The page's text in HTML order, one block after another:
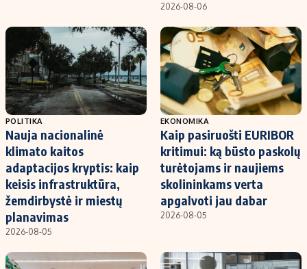
2026-08-06
POLITIKA
Nauja nacionalinė
klimato kaitos
adaptacijos kryptis: kaip
keisis infrastruktūra,
žemdirbystė ir miestų
planavimas
2026-08-05
EKONOMIKA
Kaip pasiruošti EURIBOR
kritimui: ką būsto paskolų
turėtojams ir naujiems
skolininkams verta
apgalvoti jau dabar
2026-08-05